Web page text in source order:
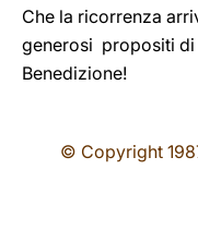
Che la ricorrenza
generosi propositi di
Benedizione!
© Copyright